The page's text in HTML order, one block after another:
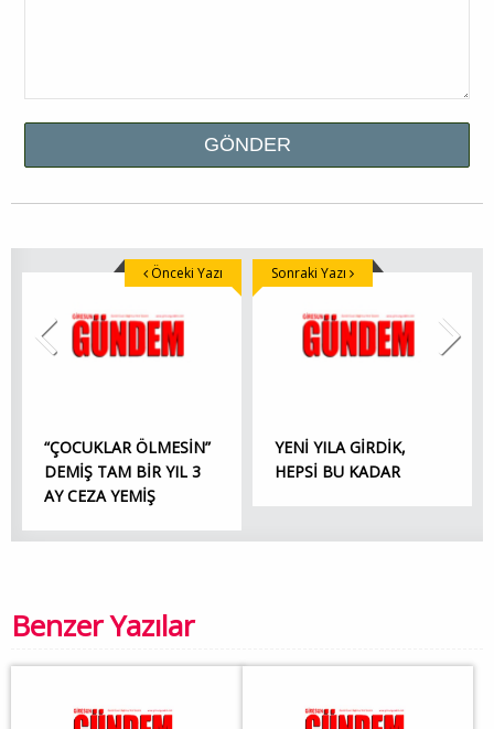
“ÇOCUKLAR ÖLMESİN”
DEMİŞ TAM BİR YIL 3
AY CEZA YEMİŞ
Önceki Yazı
YENİ YILA GİRDİK,
HEPSİ BU KADAR
Sonraki Yazı
Benzer Yazılar